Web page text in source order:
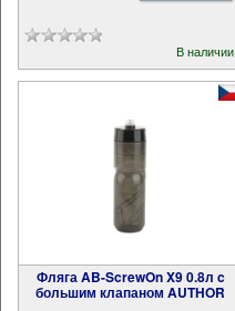
В наличии
Фляга AB-ScrewOn X9 0.8л c
большим клапаном AUTHOR